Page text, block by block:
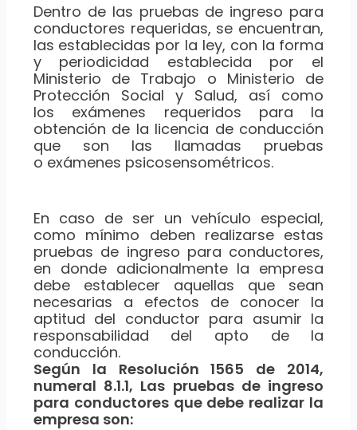
Dentro de las pruebas de ingreso para
conductores requeridas, se encuentran,
las establecidas por la ley, con la forma
y periodicidad establecida por el
Ministerio de Trabajo o Ministerio de
Protección Social y Salud, así como
los exámenes requeridos para la
obtención de la licencia de conducción
que son las llamadas pruebas
o exámenes psicosensométricos.
En caso de ser un vehículo especial,
como mínimo deben realizarse estas
pruebas de ingreso para conductores,
en donde adicionalmente la empresa
debe establecer aquellas que sean
necesarias a efectos de conocer la
aptitud del conductor para asumir la
responsabilidad del apto de la
conducción.
Según la Resolución 1565 de 2014,
numeral 8.1.1, Las pruebas de ingreso
para conductores que debe realizar la
empresa son: